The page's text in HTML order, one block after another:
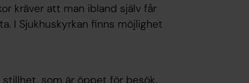
kräver att man ibland själv får
I Sjukhuskyrkan finns möjlighet